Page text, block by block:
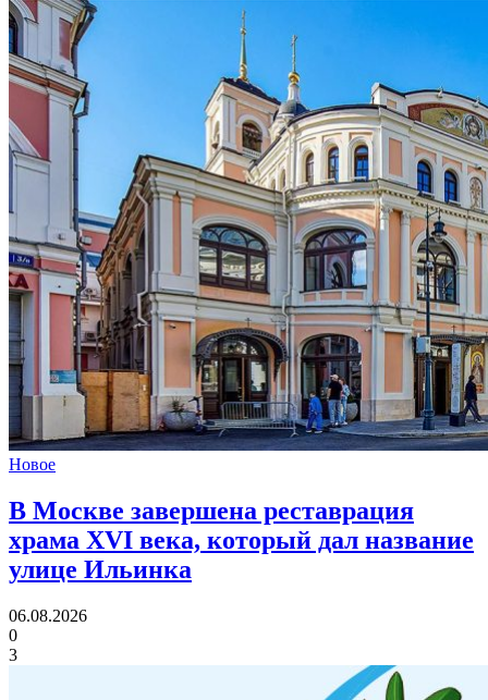
Новое
В Москве завершена реставрация
храма XVI века, который дал название
улице Ильинка
06.08.2026
0
3